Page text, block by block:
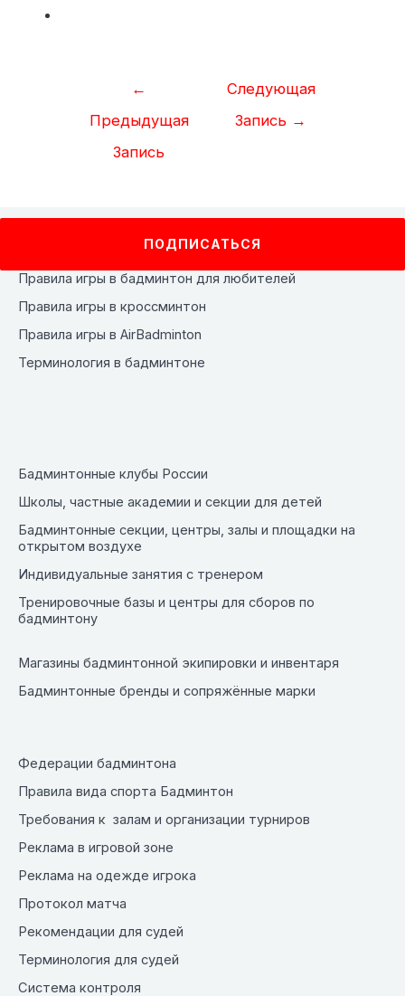
Навигация
по
записям
←
Предыдущая
Запись
Следующая
Запись →
Правила игры в бадминтон для любителей
Правила игры в кроссминтон
Правила игры в AirBadminton
Терминология в бадминтоне
Бадминтонные клубы России
Школы, частные академии и секции для детей
Бадминтонные секции, центры, залы и площадки на
открытом воздухе
Индивидуальные занятия с тренером
Тренировочные базы и центры для сборов по
бадминтону
Магазины бадминтонной экипировки и инвентаря
Бадминтонные бренды и сопряжённые марки
Федерации бадминтона
Правила вида спорта Бадминтон
Требования к залам и организации турниров
Реклама в игровой зоне
Реклама на одежде игрока
Протокол матча
Рекомендации для судей
Терминология для судей
Система контроля
ПОДПИСАТЬСЯ